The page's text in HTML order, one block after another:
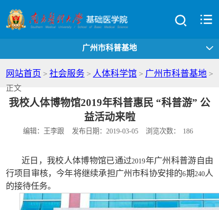
广州市科普基地
网站首页 > 社会服务 > 人体科学馆 > 广州市科普基地>
正文
我校人体博物馆2019年科普惠民 “科普游” 公
益活动来啦
编辑：王李跟 发布日期：2019-03-05 浏览次数： 186
近日，我校人体博物馆已通过2019年广州科普游自由
行项目审核，今年将继续承担广州市科协安排的6期240人
的接待任务。